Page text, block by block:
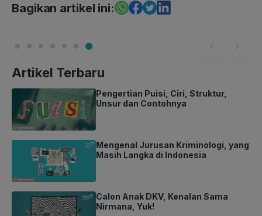
Bagikan artikel ini:
Artikel Terbaru
Pengertian Puisi, Ciri, Struktur,
Unsur dan Contohnya
Mengenal Jurusan Kriminologi, yang
Masih Langka di Indonesia
Calon Anak DKV, Kenalan Sama
Nirmana, Yuk!